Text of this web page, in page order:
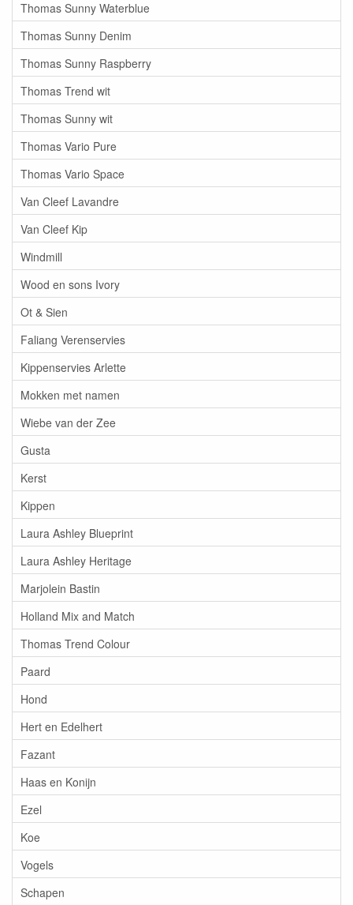
Thomas Sunny Waterblue
Thomas Sunny Denim
Thomas Sunny Raspberry
Thomas Trend wit
Thomas Sunny wit
Thomas Vario Pure
Thomas Vario Space
Van Cleef Lavandre
Van Cleef Kip
Windmill
Wood en sons Ivory
Ot & Sien
Faliang Verenservies
Kippenservies Arlette
Mokken met namen
Wiebe van der Zee
Gusta
Kerst
Kippen
Laura Ashley Blueprint
Laura Ashley Heritage
Marjolein Bastin
Holland Mix and Match
Thomas Trend Colour
Paard
Hond
Hert en Edelhert
Fazant
Haas en Konijn
Ezel
Koe
Vogels
Schapen